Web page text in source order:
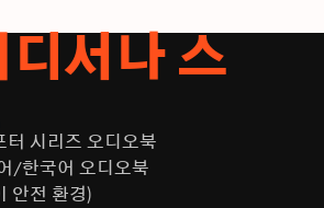
서나 스
터 시리즈 오디오북
/한국어 오디오북
안전 환경)